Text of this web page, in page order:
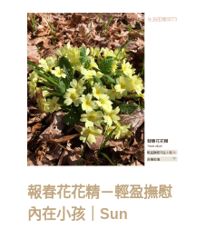
報春花花精－輕盈撫慰
內在小孩｜Sun